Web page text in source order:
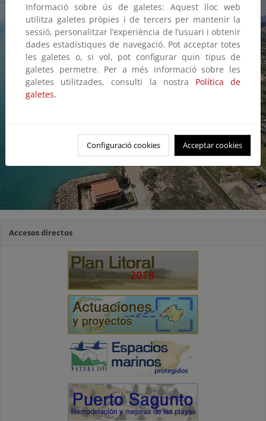
Accesos directos
Informació sobre ús de galetes: Aquest lloc web
utilitza galetes pròpies i de tercers per mantenir la
sessió, personalitzar l’experiència de l’usuari i obtenir
dades estadístiques de navegació. Pot acceptar totes
les galetes o, si vol, pot configurar quin tipus de
galetes permetre. Per a més informació sobre les
galetes utilitzades, consulti la nostra Política de
galetes.
Configuració cookies Acceptar cookies